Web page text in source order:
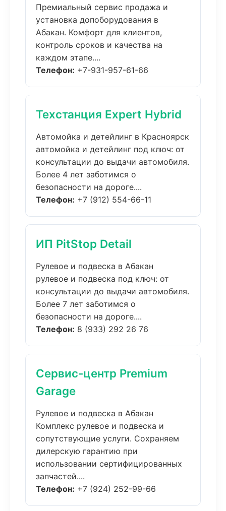
Премиальный сервис продажа и
установка допоборудования в
Абакан. Комфорт для клиентов,
контроль сроков и качества на
каждом этапе....
Телефон: +7-931-957-61-66
Техстанция Expert Hybrid
Автомойка и детейлинг в Красноярск
автомойка и детейлинг под ключ: от
консультации до выдачи автомобиля.
Более 4 лет заботимся о
безопасности на дороге....
Телефон: +7 (912) 554-66-11
ИП PitStop Detail
Рулевое и подвеска в Абакан
рулевое и подвеска под ключ: от
консультации до выдачи автомобиля.
Более 7 лет заботимся о
безопасности на дороге....
Телефон: 8 (933) 292 26 76
Сервис-центр Premium
Garage
Рулевое и подвеска в Абакан
Комплекс рулевое и подвеска и
сопутствующие услуги. Сохраняем
дилерскую гарантию при
использовании сертифицированных
запчастей....
Телефон: +7 (924) 252-99-66